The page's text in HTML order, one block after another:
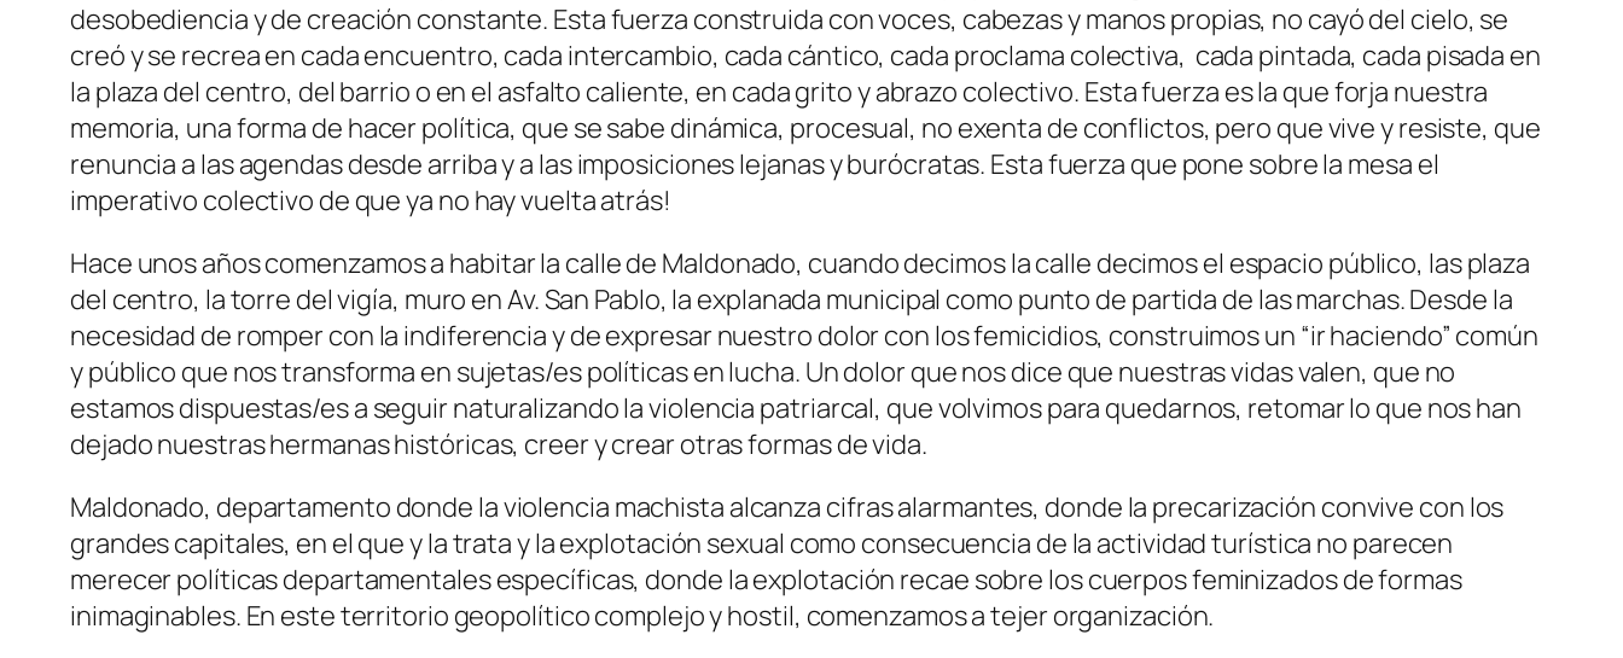
desobediencia y de creación constante. Esta fuerza construida con voces, cabezas y manos propias, no cayó del cielo, se
creó y se recrea en cada encuentro, cada intercambio, cada cántico, cada proclama colectiva, cada pintada, cada pisada en
la plaza del centro, del barrio o en el asfalto caliente, en cada grito y abrazo colectivo. Esta fuerza es la que forja nuestra
memoria, una forma de hacer política, que se sabe dinámica, procesual, no exenta de conflictos, pero que vive y resiste, que
renuncia a las agendas desde arriba y a las imposiciones lejanas y burócratas. Esta fuerza que pone sobre la mesa el
imperativo colectivo de que ya no hay vuelta atrás!
Hace unos años comenzamos a habitar la calle de Maldonado, cuando decimos la calle decimos el espacio público, las plaza
del centro, la torre del vigía, muro en Av. San Pablo, la explanada municipal como punto de partida de las marchas. Desde la
necesidad de romper con la indiferencia y de expresar nuestro dolor con los femicidios, construimos un “ir haciendo” común
y público que nos transforma en sujetas/es políticas en lucha. Un dolor que nos dice que nuestras vidas valen, que no
estamos dispuestas/es a seguir naturalizando la violencia patriarcal, que volvimos para quedarnos, retomar lo que nos han
dejado nuestras hermanas históricas, creer y crear otras formas de vida.
Maldonado, departamento donde la violencia machista alcanza cifras alarmantes, donde la precarización convive con los
grandes capitales, en el que y la trata y la explotación sexual como consecuencia de la actividad turística no parecen
merecer políticas departamentales específicas, donde la explotación recae sobre los cuerpos feminizados de formas
inimaginables. En este territorio geopolítico complejo y hostil, comenzamos a tejer organización.